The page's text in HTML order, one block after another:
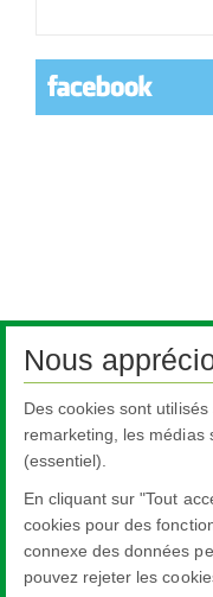
Nous
Des cookies sont
remarketing, les médias
(essentiel).
En cliquant sur "Tout
cookies pour des
connexe des données
pouvez rejeter les